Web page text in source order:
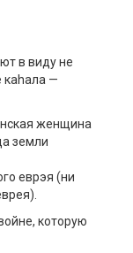
в виду не
каhала —
женщина
земли
еврэя (ни
которую